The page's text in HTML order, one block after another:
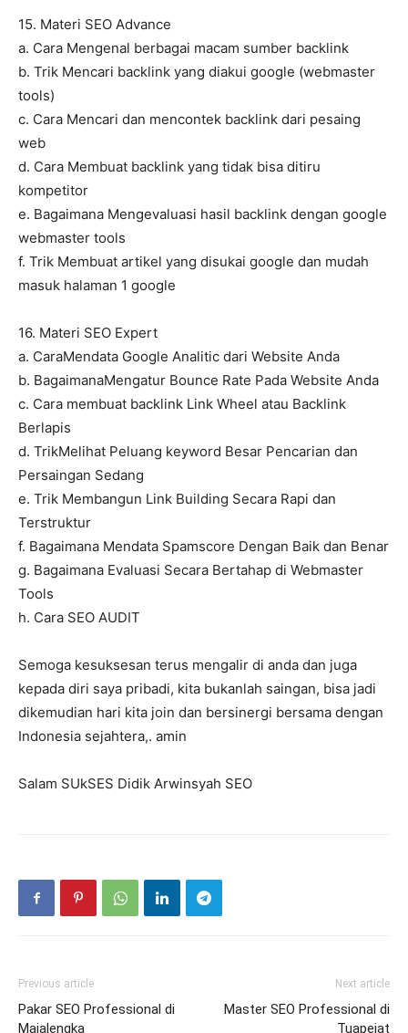
15. Materi SEO Advance
a. Cara Mengenal berbagai macam sumber backlink
b. Trik Mencari backlink yang diakui google (webmaster
tools)
c. Cara Mencari dan mencontek backlink dari pesaing
web
d. Cara Membuat backlink yang tidak bisa ditiru
kompetitor
e. Bagaimana Mengevaluasi hasil backlink dengan google
webmaster tools
f. Trik Membuat artikel yang disukai google dan mudah
masuk halaman 1 google
16. Materi SEO Expert
a. CaraMendata Google Analitic dari Website Anda
b. BagaimanaMengatur Bounce Rate Pada Website Anda
c. Cara membuat backlink Link Wheel atau Backlink
Berlapis
d. TrikMelihat Peluang keyword Besar Pencarian dan
Persaingan Sedang
e. Trik Membangun Link Building Secara Rapi dan
Terstruktur
f. Bagaimana Mendata Spamscore Dengan Baik dan Benar
g. Bagaimana Evaluasi Secara Bertahap di Webmaster
Tools
h. Cara SEO AUDIT
Semoga kesuksesan terus mengalir di anda dan juga
kepada diri saya pribadi, kita bukanlah saingan, bisa jadi
dikemudian hari kita join dan bersinergi bersama dengan
Indonesia sejahtera,. amin
Salam SUkSES Didik Arwinsyah SEO
Previous article
Pakar SEO Professional di
Majalengka
Next article
Master SEO Professional di
Tuapejat